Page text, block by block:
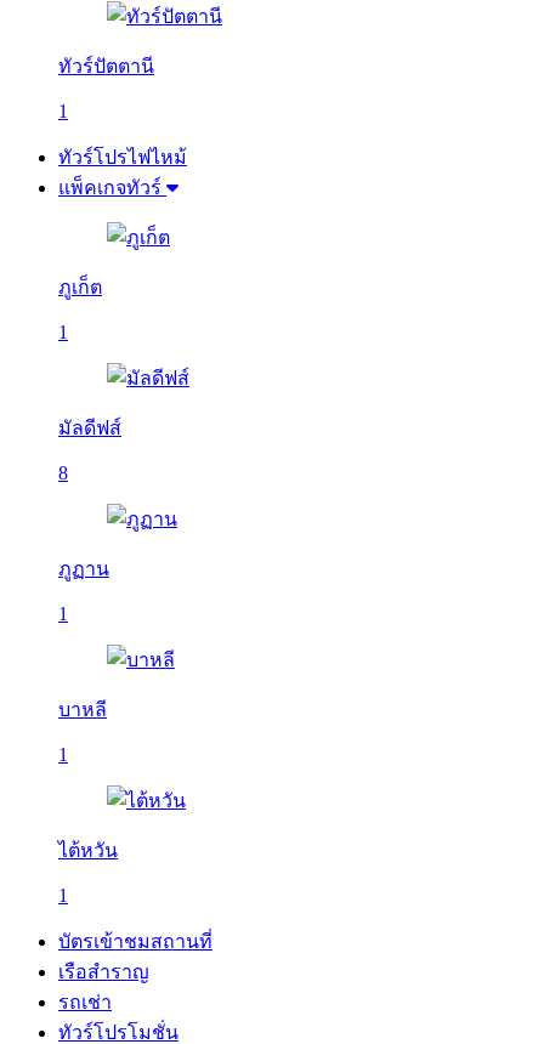
ทัวร์ปัตตานี
1
ทัวร์โปรไฟไหม้
แพ็คเกจทัวร์
ภูเก็ต
1
มัลดีฟส์
8
ภูฏาน
1
บาหลี
1
ไต้หวัน
1
บัตรเข้าชมสถานที่
เรือสำราญ
รถเช่า
ทัวร์โปรโมชั่น